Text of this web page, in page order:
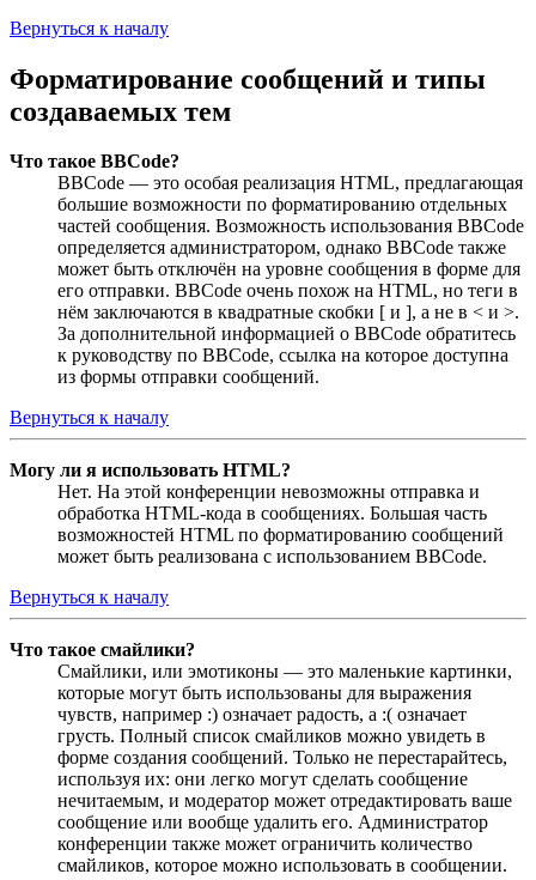
Вернуться к началу
Форматирование сообщений и типы
создаваемых тем
Что такое BBCode?
BBCode — это особая реализация HTML, предлагающая
большие возможности по форматированию отдельных
частей сообщения. Возможность использования BBCode
определяется администратором, однако BBCode также
может быть отключён на уровне сообщения в форме для
его отправки. BBCode очень похож на HTML, но теги в
нём заключаются в квадратные скобки [ и ], а не в < и >.
За дополнительной информацией о BBCode обратитесь
к руководству по BBCode, ссылка на которое доступна
из формы отправки сообщений.
Вернуться к началу
Могу ли я использовать HTML?
Нет. На этой конференции невозможны отправка и
обработка HTML-кода в сообщениях. Большая часть
возможностей HTML по форматированию сообщений
может быть реализована с использованием BBCode.
Вернуться к началу
Что такое смайлики?
Смайлики, или эмотиконы — это маленькие картинки,
которые могут быть использованы для выражения
чувств, например :) означает радость, а :( означает
грусть. Полный список смайликов можно увидеть в
форме создания сообщений. Только не перестарайтесь,
используя их: они легко могут сделать сообщение
нечитаемым, и модератор может отредактировать ваше
сообщение или вообще удалить его. Администратор
конференции также может ограничить количество
смайликов, которое можно использовать в сообщении.